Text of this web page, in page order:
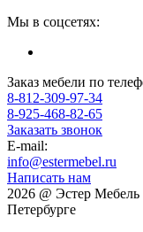
Мы в соцсетях:
Заказ мебели по
8-812-309-97-34
8-925-468-82-65
Заказать звонок
E-mail:
info@estermebel.ru
Написать нам
2026 @ Эстер
Петербурге